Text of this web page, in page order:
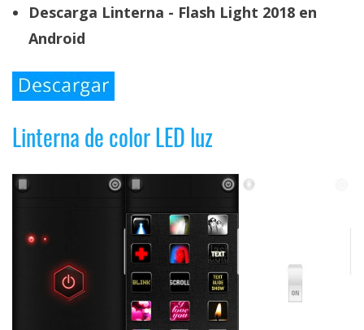
Descarga Linterna - Flash Light 2018 en
Android
Linterna de color LED luz